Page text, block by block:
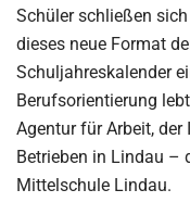
Schüler schließen
dieses neue Format
Schuljahreskalender
Berufsorientierung
Agentur für Arbeit, der
Betrieben in Lindau –
Mittelschule Lindau.